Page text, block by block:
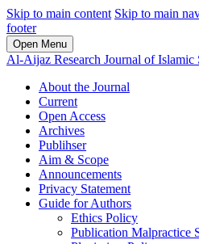
Skip to main content Skip to main
footer
Open Menu
Al-Aijaz Research Journal of Islamic
About the Journal
Current
Open Access
Archives
Publihser
Aim & Scope
Announcements
Privacy Statement
Guide for Authors
Ethics Policy
Publication Malpractice